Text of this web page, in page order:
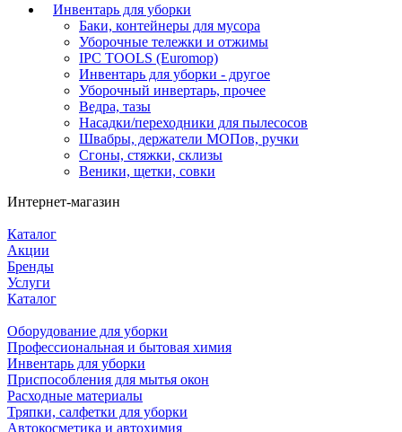
Инвентарь для уборки
Баки, контейнеры для мусора
Уборочные тележки и отжимы
IPC TOOLS (Euromop)
Инвентарь для уборки - другое
Уборочный инвертарь, прочее
Ведра, тазы
Насадки/переходники для пылесосов
Швабры, держатели МОПов, ручки
Сгоны, стяжки, склизы
Веники, щетки, совки
Интернет-магазин
Каталог
Акции
Бренды
Услуги
Каталог
Оборудование для уборки
Профессиональная и бытовая химия
Инвентарь для уборки
Приспособления для мытья окон
Расходные материалы
Тряпки, салфетки для уборки
Автокосметика и автохимия